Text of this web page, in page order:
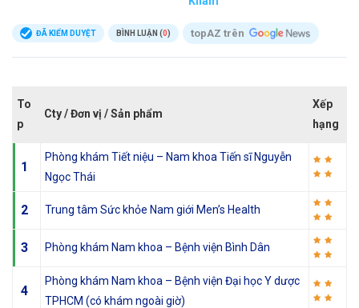
ĐÃ KIỂM DUYỆT BÌNH LUẬN (0) topAZ trên
To
p
Cty / Đơn vị / Sản phẩm
Xếp
hạng
1
Phòng khám Tiết niệu – Nam khoa Tiến sĩ Nguyễn
Ngọc Thái
2 Trung tâm Sức khỏe Nam giới Men’s Health
3 Phòng khám Nam khoa – Bệnh viện Bình Dân
4
Phòng khám Nam khoa – Bệnh viện Đại học Y dược
TPHCM (có khám ngoài giờ)